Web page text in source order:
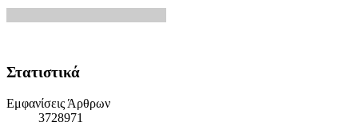
Στατιστικά
Εμφανίσεις Άρθρων
3728971